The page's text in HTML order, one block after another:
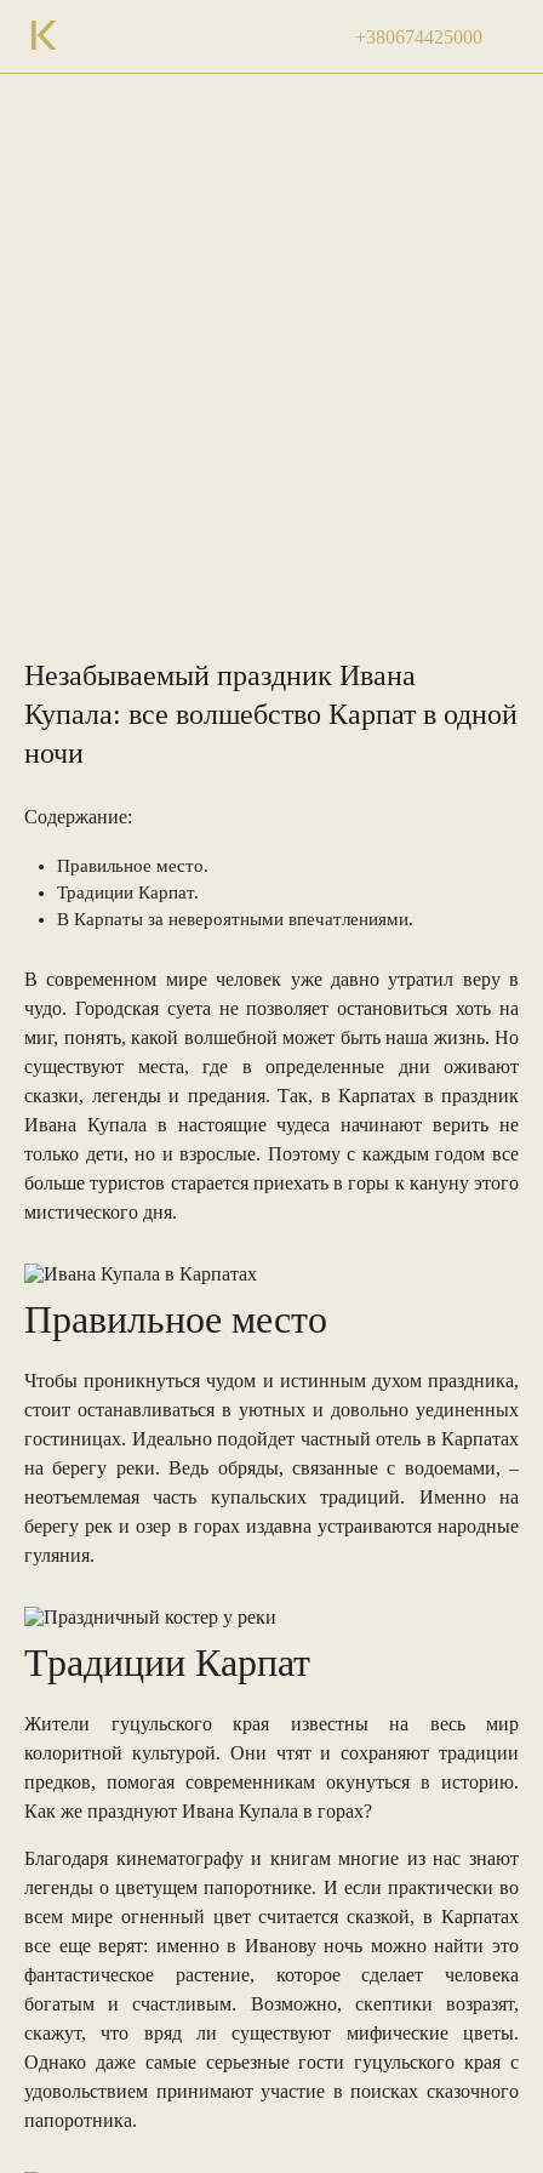
+380674425000
Незабываемый праздник Ивана
Купала: все волшебство Карпат в одной
ночи
Содержание:
Правильное место.
Традиции Карпат.
В Карпаты за невероятными впечатлениями.
В современном мире человек уже давно утратил веру в
чудо. Городская суета не позволяет остановиться хоть на
миг, понять, какой волшебной может быть наша жизнь. Но
существуют места, где в определенные дни оживают
сказки, легенды и предания. Так, в Карпатах в праздник
Ивана Купала в настоящие чудеса начинают верить не
только дети, но и взрослые. Поэтому с каждым годом все
больше туристов старается приехать в горы к кануну этого
мистического дня.
Правильное место
Чтобы проникнуться чудом и истинным духом праздника,
стоит останавливаться в уютных и довольно уединенных
гостиницах. Идеально подойдет частный отель в Карпатах
на берегу реки. Ведь обряды, связанные с водоемами, –
неотъемлемая часть купальских традиций. Именно на
берегу рек и озер в горах издавна устраиваются народные
гуляния.
Традиции Карпат
Жители гуцульского края известны на весь мир
колоритной культурой. Они чтят и сохраняют традиции
предков, помогая современникам окунуться в историю.
Как же празднуют Ивана Купала в горах?
Благодаря кинематографу и книгам многие из нас знают
легенды о цветущем папоротнике. И если практически во
всем мире огненный цвет считается сказкой, в Карпатах
все еще верят: именно в Иванову ночь можно найти это
фантастическое растение, которое сделает человека
богатым и счастливым. Возможно, скептики возразят,
скажут, что вряд ли существуют мифические цветы.
Однако даже самые серьезные гости гуцульского края с
удовольствием принимают участие в поисках сказочного
папоротника.